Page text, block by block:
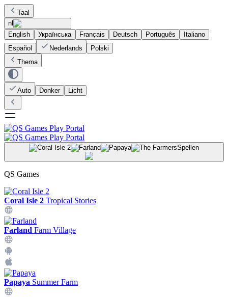
Taal
nl
English
Українська Français Deutsch Português
Italiano
Español
Nederlands
Polski
Thema
Auto Donker Licht
Spellen
QS Games
Coral Isle 2 Tropical Stories
Farland Farm Village
Papaya Summer Farm